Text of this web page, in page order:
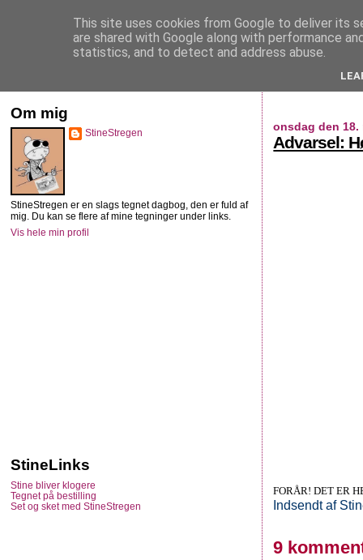
StineStregen
onsdag den 18.
Advarsel:
FORÅR! DET ER
Indsendt af
9
Om mig
StineStregen
StineStregen er en slags tegnet dagbog, den er fuld af
mig. Du kan se flere af mine tegninger under links.
Vis hele min profil
StineLinks
Stine bliver klogere
Tegnet på bestilling
Set og sket med StineStregen
This site uses cookies from Google to deliver its
are shared with Google along with performance
statistics, and to detect and address abuse.